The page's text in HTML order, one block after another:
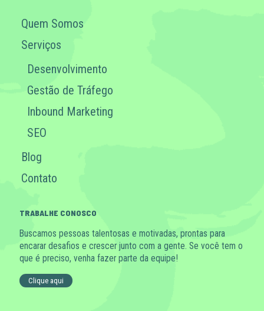
Quem Somos
Serviços
Desenvolvimento
Gestão de Tráfego
Inbound Marketing
SEO
Blog
Contato
TRABALHE CONOSCO
Buscamos pessoas talentosas e motivadas, prontas para
encarar desafios e crescer junto com a gente. Se você tem o
que é preciso, venha fazer parte da equipe!
Clique aqui